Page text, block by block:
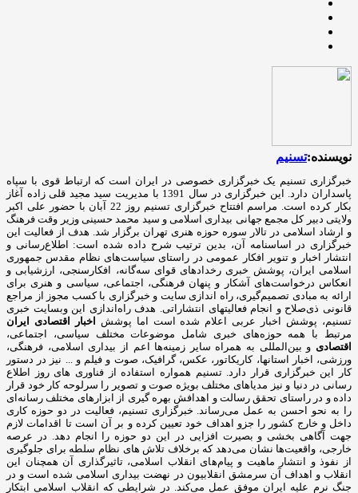
نویسنده:تسنیم
خبرگزاری تسنیم یک خبرگزاری خصوصی در ایران است که ارتباط قوی با سپاه
پاسداران دارد. این خبرگزاری در سال 1391 با مدیریت سید مجید قلی زاده آغاز
بکار کرده است. مراسم افتتاح خبرگزاری تسنیم روز 22 آبان با حضور علی اکبر
ولایتی دبیر کل مجمع جهانی بیداری اسلامی و سید محمد حسینی وزیر وقت فرهنگ
و ارشاد اسلامی در تالار سوره حوزه هنری تهران برگزار شد. هدف از فعالیت این
خبرگزاری در اساسنامه آن، بدین ترتیب شرح داده شده است: اطلاع‌رسانی و
انتشار اخبار و تنویر افکار عمومی در راستای سیاست‌های نظام مقدس جمهوری
اسلامی ایران، پوشش خبری رخدادهای قوای سه‌گانه، افکارسنجی، ارزشیابی و
انعکاس درخواست‌های آشکار و پنهان فرهنگی، اجتماعی، سیاسی و هنری برای
ارائه به مبادی تصمیم‌گیری، راه اندازی سایت و خبرگزاری با کسب مجوز از مراجع
قانونی ذی‌صلاح و انجام فعالیتهای انتشاراتی. هدف راه‌اندازی این وبسایت خبری
تسنیم، پوشش اخبار عربی اعلام شده است اما پوشش اخبار اقتصادی ایران
مرتبط با همه حوزه‌های خبری شامل موضوعات مختلف سیاسی، اجتماعی،
اقتصادی و بین‌المللی به همراه سایر زمینه‌ها اعم از بیداری اسلامی، فرهنگی،
ورزشی، اخبار استانها، کاریکاتور، عکس، گرافیک، صوت و فیلم و ... نیز در دستور
کار این خبرگزاری قرار دارد. تسنیم همواره استفاده از فناوری های روز اطلاع
رسانی در دنیا و نیز مدیاهای مختلف بویژه صوت و تصویر را سرلوحه کار خود قرار
داده و در راستای تحقق رسالت و اهدافش بهره گیری از ابزارهای مختلف رسانه‌ای
را به نحو احسن به عمل می‌رساند. خبرگزاری تسنیم، فعالیت در دو حوزه کاری
داخل و خارج کشور را جزو اهداف خود تعیین کرده و بر آن است تا اقدامات لازم
جهت آگاهی بخشی و بصیرت افزایی در این دو حوزه را انجام دهد. در عرصه
خارجی، واقعیت‌ها نشان می‌دهد که برخلاف تلاش های نظام سلطه برای جلوگیری
از نفوذ و انتشار ماهیت و پیام‌های انقلاب اسلامی، تاثیرگذاری آن همچنان این
انقلاب و اهداف آن سرمشق انقلابیون در نهضت بیداری اسلامی شده است و در
جنگ نرم علیه ایران موفق عمل می‌کند. در شرایطی که انقلاب اسلامی ابتکار